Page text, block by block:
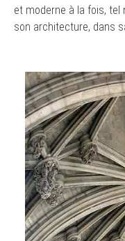
et moderne à la fois, tel
son architecture, dans